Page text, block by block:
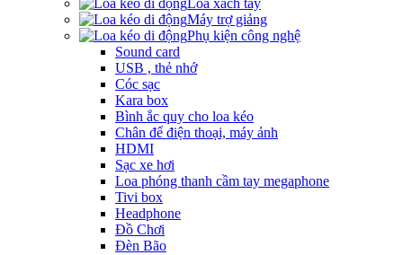
Máy trợ giảng
Phụ kiện công nghệ
Sound card
USB , thẻ nhớ
Cóc sạc
Kara box
Bình ắc quy cho loa kéo
Chân để điện thoại, máy ảnh
HDMI
Sạc xe hơi
Loa phóng thanh cầm tay megaphone
Tivi box
Headphone
Đồ Chơi
Đèn Bão